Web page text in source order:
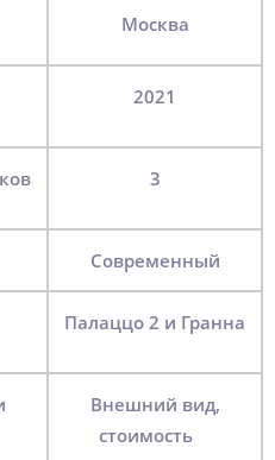
Москва
2021
3
Современный
Палаццо 2 и Гранна
Внешний вид,
стоимость